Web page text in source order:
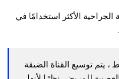
الأكثر استخدامًا في
يتم توسيع القناة الضيقة